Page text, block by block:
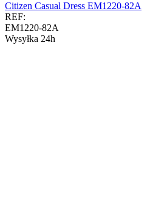
Citizen Casual Dress EM1220-82A
REF:
EM1220-82A
Wysyłka 24h